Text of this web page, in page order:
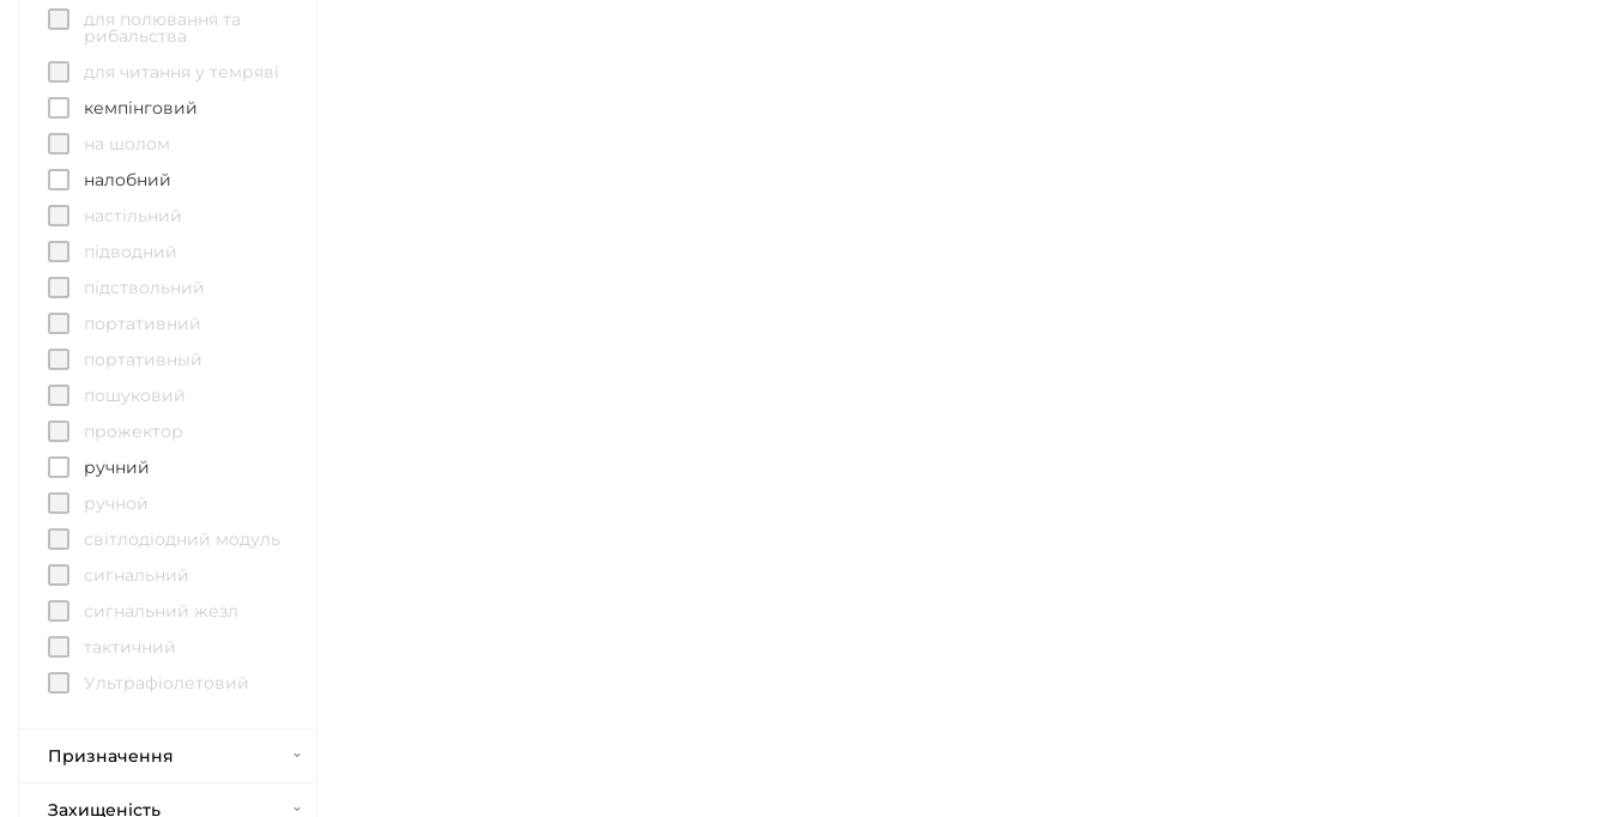
для полювання та
рибальства
для читання у темряві
кемпінговий
на шолом
налобний
настільний
підводний
підствольний
портативний
портативный
пошуковий
прожектор
ручний
ручной
світлодіодний модуль
сигнальний
сигнальний жезл
тактичний
Ультрафіолетовий
Призначення
Захищеність